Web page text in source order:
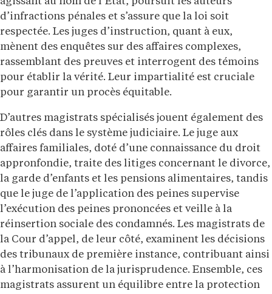
d’infractions pénales et s’assure que la loi soit
respectée. Les juges d’instruction, quant à eux,
mènent des enquêtes sur des affaires complexes,
rassemblant des preuves et interrogent des témoins
pour établir la vérité. Leur impartialité est cruciale
pour garantir un procès équitable.
D’autres magistrats spécialisés jouent également des
rôles clés dans le système judiciaire. Le juge aux
affaires familiales, doté d’une connaissance du droit
appronfondie, traite des litiges concernant le divorce,
la garde d’enfants et les pensions alimentaires, tandis
que le juge de l’application des peines supervise
l’exécution des peines prononcées et veille à la
réinsertion sociale des condamnés. Les magistrats de
la Cour d’appel, de leur côté, examinent les décisions
des tribunaux de première instance, contribuant ainsi
à l’harmonisation de la jurisprudence. Ensemble, ces
magistrats assurent un équilibre entre la protection